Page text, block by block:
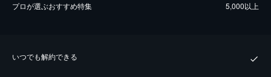
プロが選ぶおすすめ特集 5,000以上
いつでも解約できる